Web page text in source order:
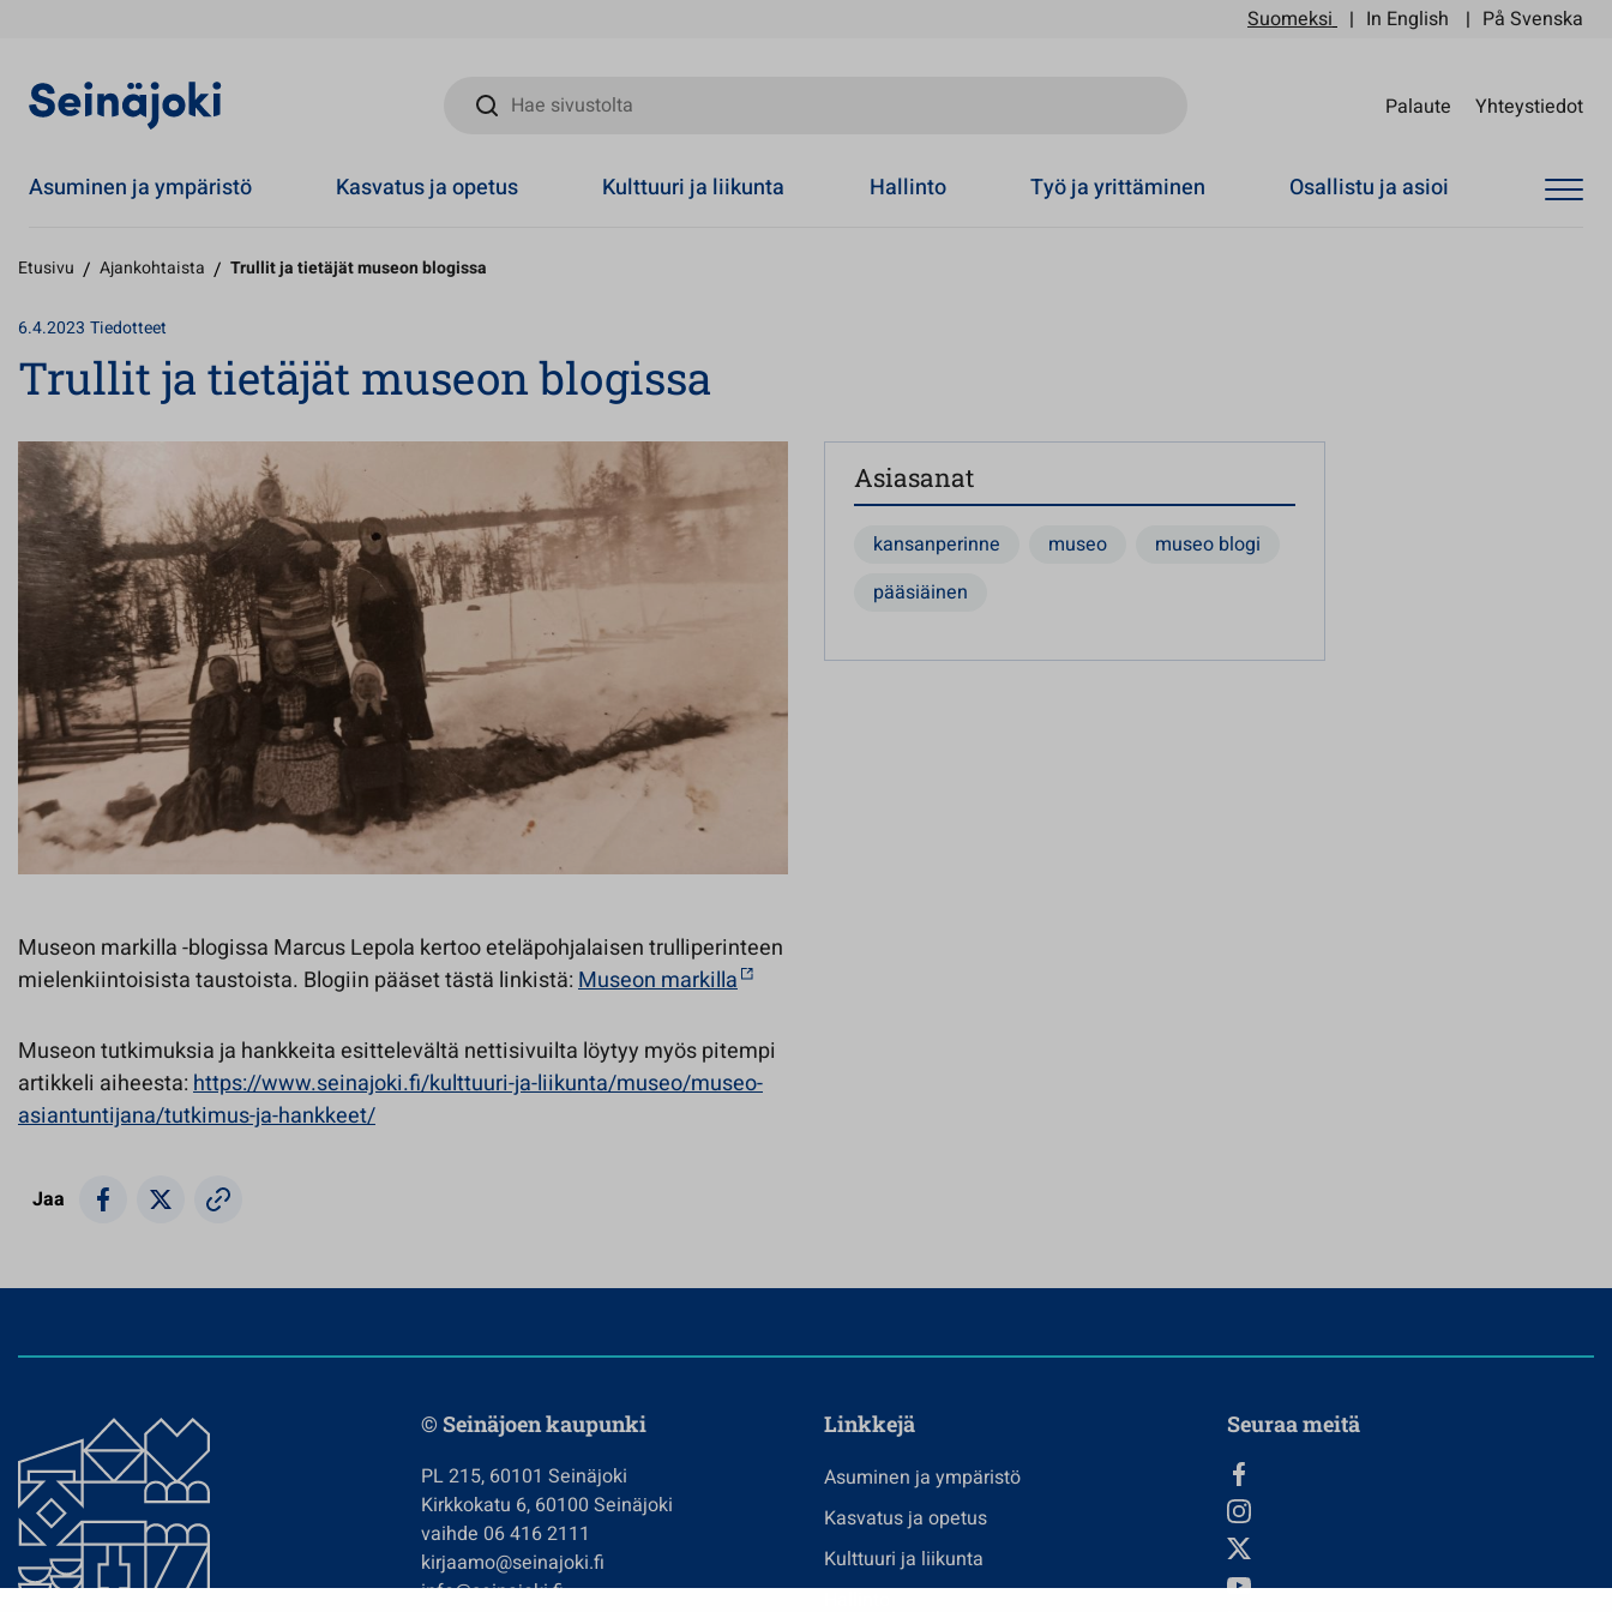
Suomeksi In English På Svenska
Hae sivustolta
Palaute Yhteystiedot
Asuminen ja ympäristö Kasvatus ja opetus Kulttuuri ja liikunta Hallinto Työ ja yrittäminen Osallistu ja asioi
Etusivu / Ajankohtaista / Trullit ja tietäjät museon blogissa
6.4.2023 Tiedotteet
Trullit ja tietäjät museon blogissa
Museon markilla -blogissa Marcus Lepola kertoo eteläpohjalaisen trulliperinteen
mielenkiintoisista taustoista. Blogiin pääset tästä linkistä:Museon markilla
Museon tutkimuksia ja hankkeita esittelevältä nettisivuilta löytyy myös pitempi
artikkeli aiheesta:https://www.seinajoki.fi/kulttuuri-ja-liikunta/museo/museo-
asiantuntijana/tutkimus-ja-hankkeet/
Jaa
Asiasanat
kansanperinne museo
museo blogi
pääsiäinen
© Seinäjoen kaupunki
PL 215, 60101 Seinäjoki
Kirkkokatu 6, 60100 Seinäjoki
vaihde 06 416 2111
kirjaamo@seinajoki.fi
info@seinajoki.fi
Linkkejä
Asuminen ja ympäristö
Kasvatus ja opetus
Kulttuuri ja liikunta
Seuraa meitä